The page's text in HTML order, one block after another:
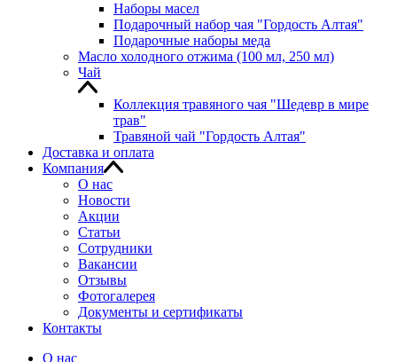
Наборы масел
Подарочный набор чая "Гордость Алтая"
Подарочные наборы меда
Масло холодного отжима (100 мл, 250 мл)
Чай
Коллекция травяного чая "Шедевр в мире
трав"
Травяной чай "Гордость Алтая"
Доставка и оплата
Компания
О нас
Новости
Акции
Статьи
Сотрудники
Вакансии
Отзывы
Фотогалерея
Документы и сертификаты
Контакты
О нас